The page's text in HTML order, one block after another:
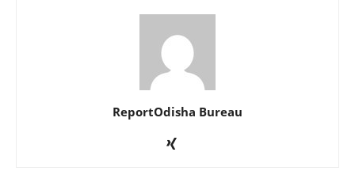
ReportOdisha Bureau